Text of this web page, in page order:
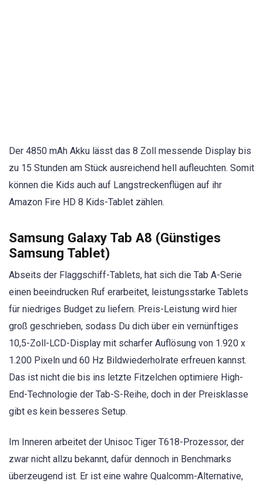
Der 4850 mAh Akku lässt das 8 Zoll messende Display bis
zu 15 Stunden am Stück ausreichend hell aufleuchten. Somit
können die Kids auch auf Langstreckenflügen auf ihr
Amazon Fire HD 8 Kids-Tablet zählen.
Samsung Galaxy Tab A8 (Günstiges
Samsung Tablet)
Abseits der Flaggschiff-Tablets, hat sich die Tab A-Serie
einen beeindrucken Ruf erarbeitet, leistungsstarke Tablets
für niedriges Budget zu liefern. Preis-Leistung wird hier
groß geschrieben, sodass Du dich über ein vernünftiges
10,5-Zoll-LCD-Display mit scharfer Auflösung von 1.920 x
1.200 Pixeln und 60 Hz Bildwiederholrate erfreuen kannst.
Das ist nicht die bis ins letzte Fitzelchen optimiere High-
End-Technologie der Tab-S-Reihe, doch in der Preisklasse
gibt es kein besseres Setup.
Im Inneren arbeitet der Unisoc Tiger T618-Prozessor, der
zwar nicht allzu bekannt, dafür dennoch in Benchmarks
überzeugend ist. Er ist eine wahre Qualcomm-Alternative,